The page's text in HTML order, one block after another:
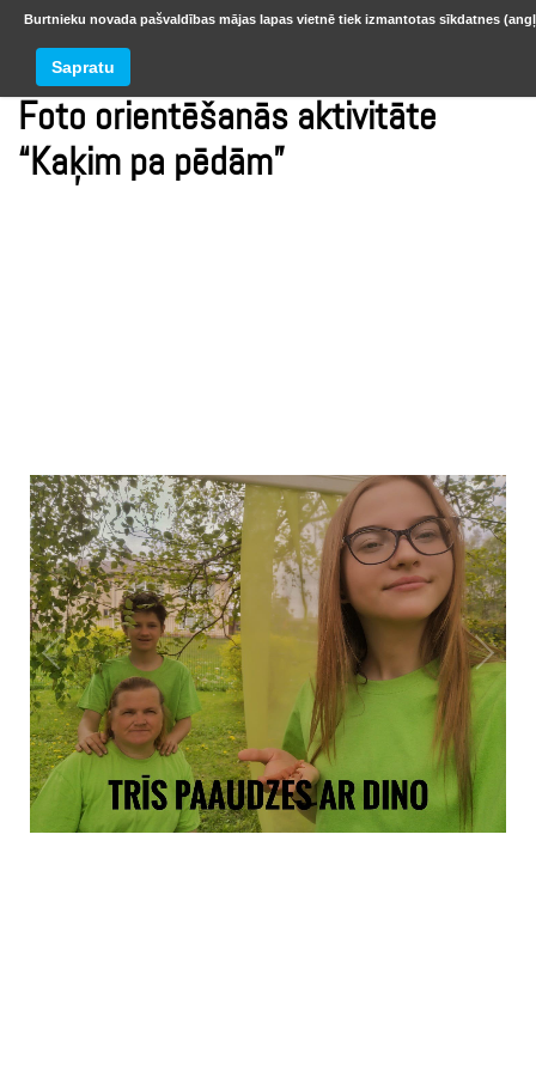
Foto orientēšanās aktivitāte
“Kaķim pa pēdām”
Burtnieku novada pašvaldības mājas lapas vietnē tiek izmantotas sīkdatnes
Sapratu